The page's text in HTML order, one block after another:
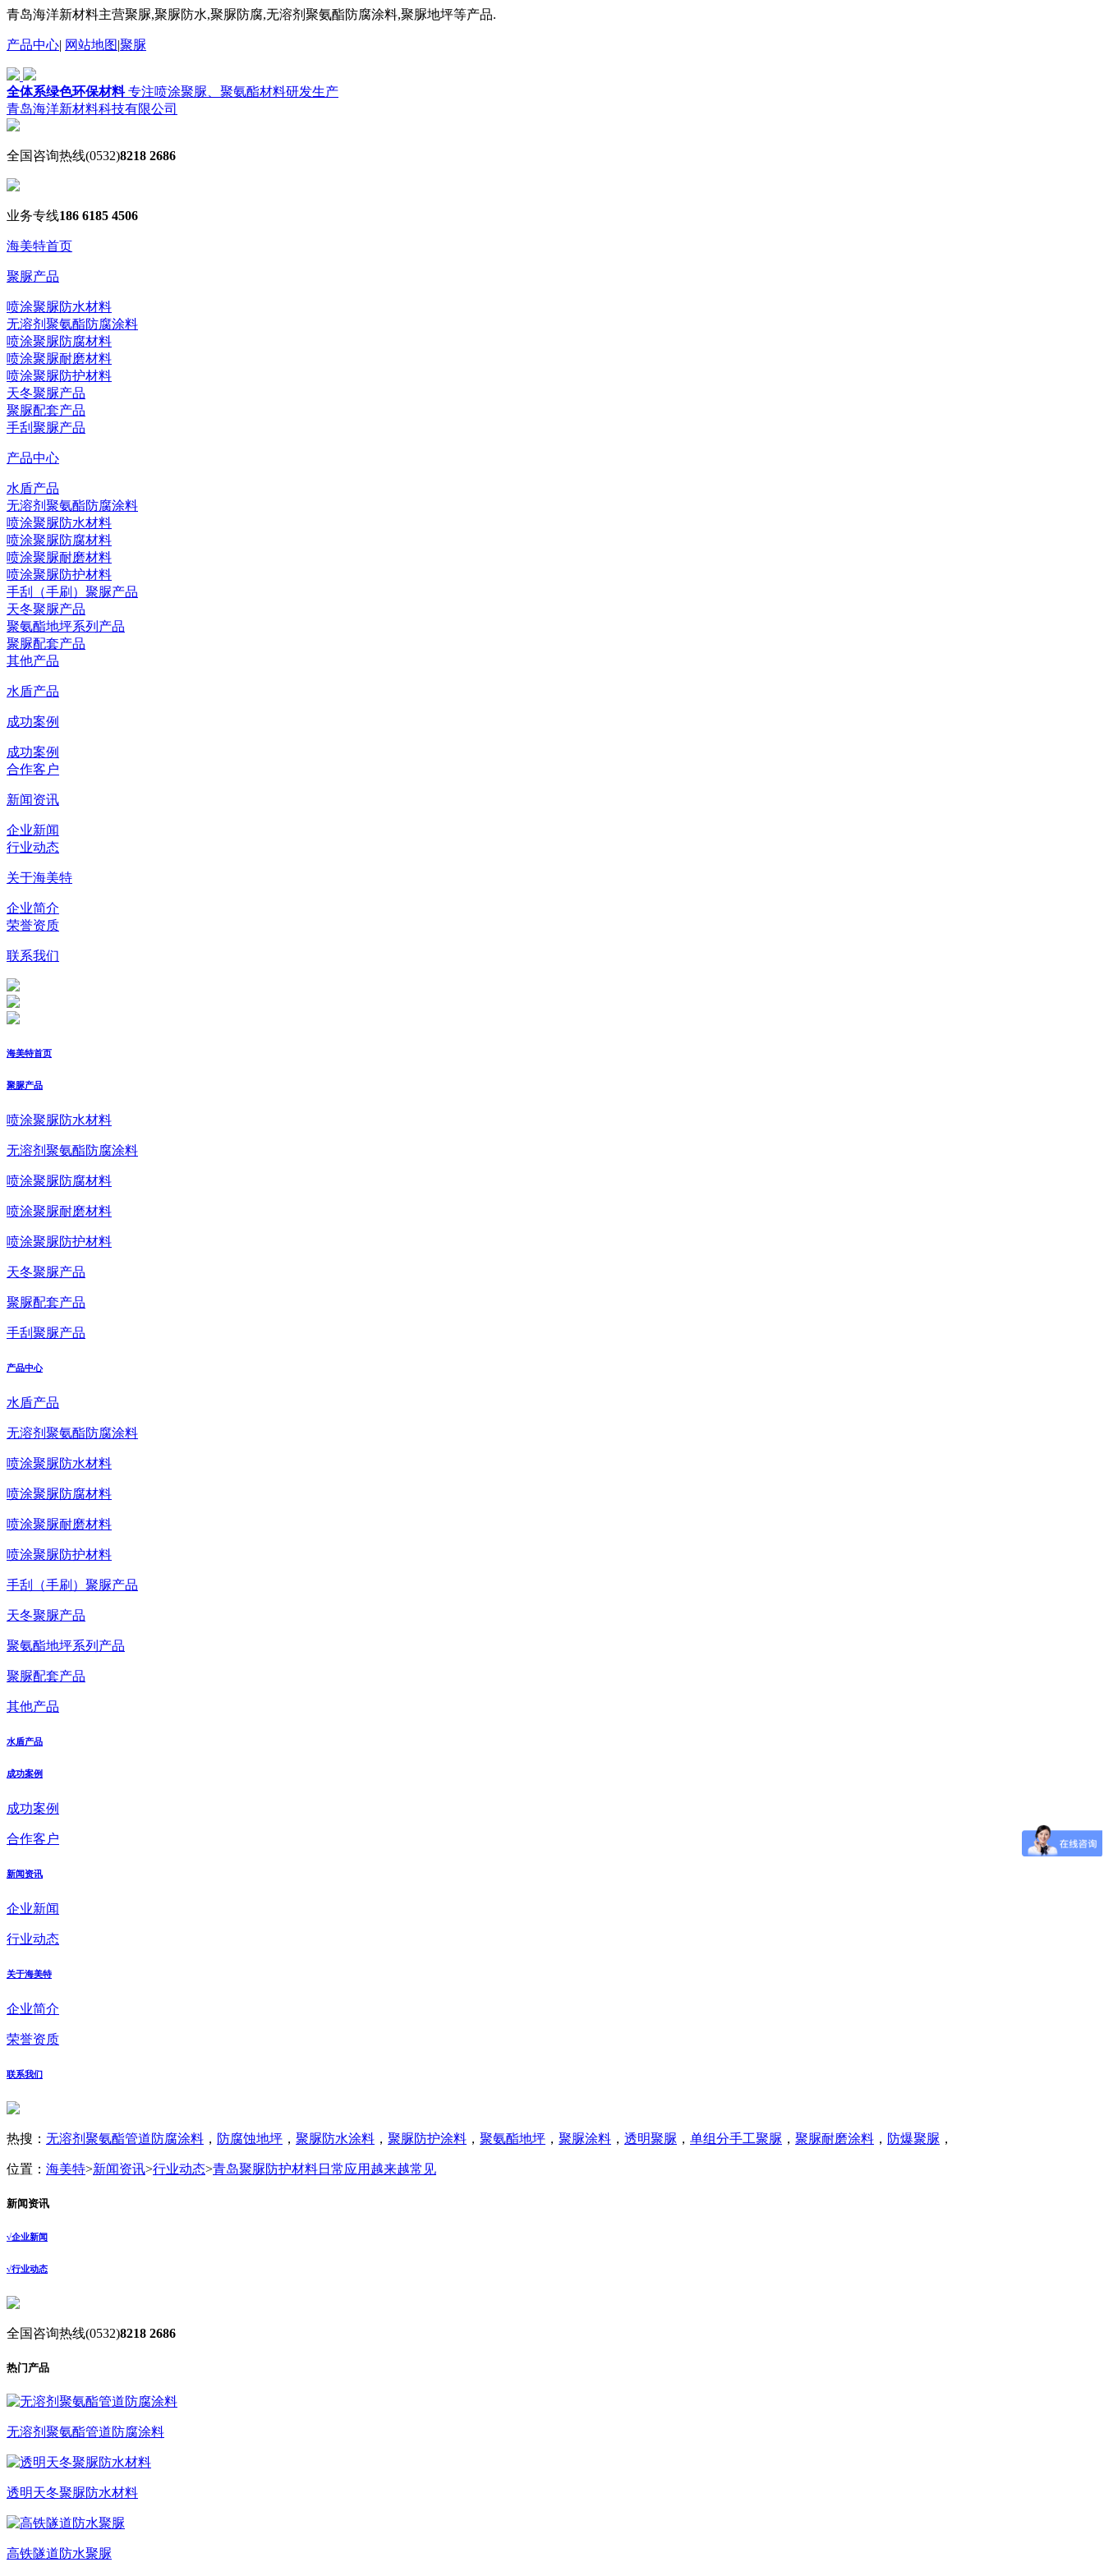
青岛海洋新材料主营聚脲,聚脲防水,聚脲防腐,无溶剂聚氨酯防腐涂料,聚脲地坪等产品.
产品中心| 网站地图|聚脲
全体系绿色环保材料专注喷涂聚脲、聚氨酯材料研发生产
青岛海洋新材料科技有限公司
全国咨询热线(0532)8218 2686
业务专线186 6185 4506
海美特首页
聚脲产品
喷涂聚脲防水材料
无溶剂聚氨酯防腐涂料
喷涂聚脲防腐材料
喷涂聚脲耐磨材料
喷涂聚脲防护材料
天冬聚脲产品
聚脲配套产品
手刮聚脲产品
产品中心
水盾产品
无溶剂聚氨酯防腐涂料
喷涂聚脲防水材料
喷涂聚脲防腐材料
喷涂聚脲耐磨材料
喷涂聚脲防护材料
手刮（手刷）聚脲产品
天冬聚脲产品
聚氨酯地坪系列产品
聚脲配套产品
其他产品
水盾产品
成功案例
成功案例
合作客户
新闻资讯
企业新闻
行业动态
关于海美特
企业简介
荣誉资质
联系我们
海美特首页
聚脲产品
喷涂聚脲防水材料
无溶剂聚氨酯防腐涂料
喷涂聚脲防腐材料
喷涂聚脲耐磨材料
喷涂聚脲防护材料
天冬聚脲产品
聚脲配套产品
手刮聚脲产品
产品中心
水盾产品
无溶剂聚氨酯防腐涂料
喷涂聚脲防水材料
喷涂聚脲防腐材料
喷涂聚脲耐磨材料
喷涂聚脲防护材料
手刮（手刷）聚脲产品
天冬聚脲产品
聚氨酯地坪系列产品
聚脲配套产品
其他产品
水盾产品
成功案例
成功案例
合作客户
新闻资讯
企业新闻
行业动态
关于海美特
企业简介
荣誉资质
联系我们
热搜： 无溶剂聚氨酯管道防腐涂料 ， 防腐蚀地坪 ， 聚脲防水涂料 ， 聚脲防护涂料 ， 聚氨酯地坪 ， 聚脲涂料 ， 透明聚脲 ， 单组分手工聚脲 ， 聚脲耐磨涂料 ， 防爆聚脲 ，
位置： 海美特>新闻资讯>行业动态>青岛聚脲防护材料日常应用越来越常见
新闻资讯
√企业新闻
√行业动态
全国咨询热线(0532)8218 2686
热门产品
无溶剂聚氨酯管道防腐涂料
透明天冬聚脲防水材料
高铁隧道防水聚脲